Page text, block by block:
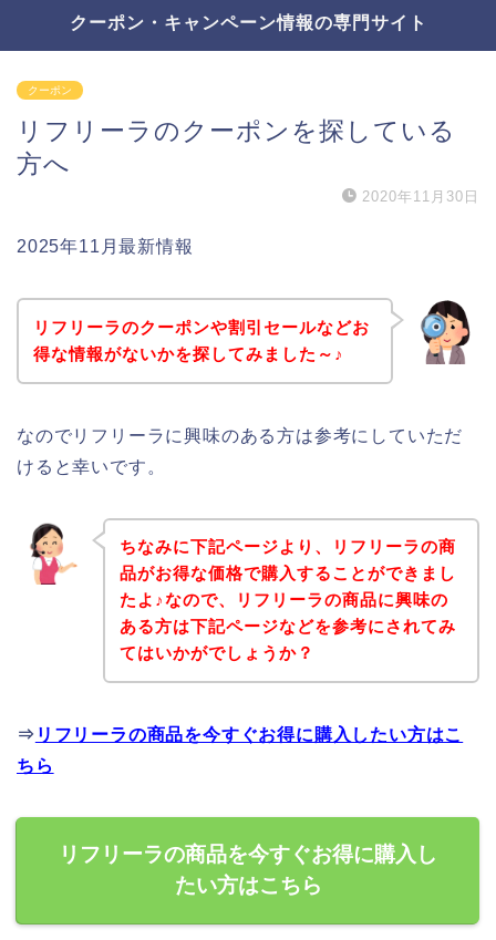
クーポン・キャンペーン情報の専門サイト
クーポン
リフリーラのクーポンを探している
方へ
2020年11月30日
2025年11月最新情報
リフリーラのクーポンや割引セールなどお
得な情報がないかを探してみました～♪
なのでリフリーラに興味のある方は参考にしていただ
けると幸いです。
ちなみに下記ページより、リフリーラの商
品がお得な価格で購入することができまし
たよ♪なので、リフリーラの商品に興味の
ある方は下記ページなどを参考にされてみ
てはいかがでしょうか？
⇒ リフリーラの商品を今すぐお得に購入したい方はこ
ちら
リフリーラの商品を今すぐお得に購入し
たい方はこちら